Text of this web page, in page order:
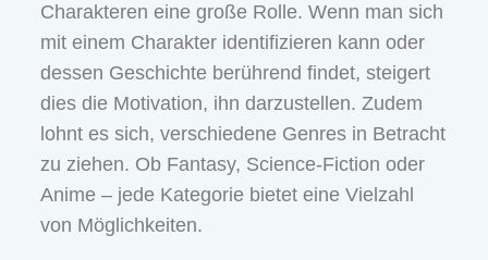
Charakteren eine große Rolle. Wenn man sich
mit einem Charakter identifizieren kann oder
dessen Geschichte berührend findet, steigert
dies die Motivation, ihn darzustellen. Zudem
lohnt es sich, verschiedene Genres in Betracht
zu ziehen. Ob Fantasy, Science-Fiction oder
Anime – jede Kategorie bietet eine Vielzahl
von Möglichkeiten.